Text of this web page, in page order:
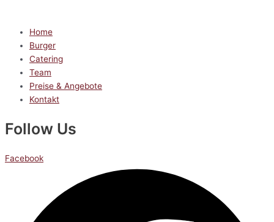
Home
Burger
Catering
Team
Preise & Angebote
Kontakt
Follow Us
Facebook